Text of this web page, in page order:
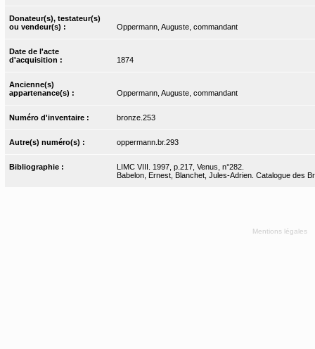
Donateur(s), testateur(s)
ou vendeur(s) :
Oppermann, Auguste, commandant
Date de l'acte
d'acquisition :
1874
Ancienne(s)
appartenance(s) :
Oppermann, Auguste, commandant
Numéro d'inventaire : bronze.253
Autre(s) numéro(s) : oppermann.br.293
Bibliographie :
LIMC VIII. 1997, p.217, Venus, n°282.
Babelon, Ernest, Blanchet, Jules-Adrien. Catalogue des
Mentions légales